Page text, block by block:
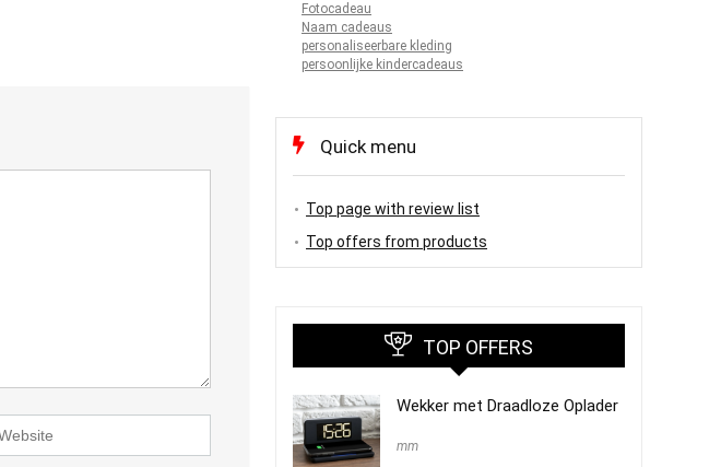
Fotocadeau
Naam cadeaus
personaliseerbare kleding
persoonlijke kindercadeaus
Quick menu
Top page with review list
Top offers from products
TOP OFFERS
Wekker met Draadloze Oplader
mm